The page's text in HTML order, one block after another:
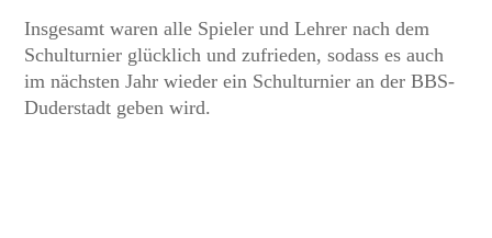
Insgesamt waren alle Spieler und Lehrer nach dem
Schulturnier glücklich und zufrieden, sodass es auch
im nächsten Jahr wieder ein Schulturnier an der BBS-
Duderstadt geben wird.